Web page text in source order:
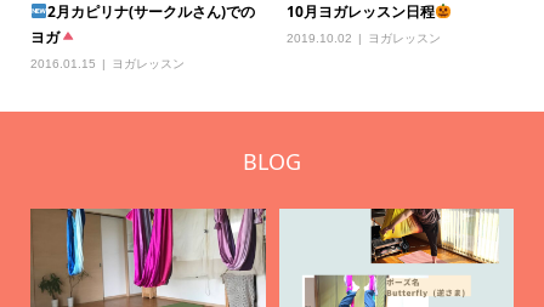
2月カピリナ(サークルさん)での
ヨガ
2016.01.15 ヨガレッスン
10月ヨガレッスン日程
2019.10.02 ヨガレッスン
BLOG